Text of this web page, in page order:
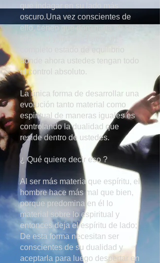
que indagar en su lado más
oscuro.Una vez conscientes de
ello, tienen que dominarla en su
donde ahora ustedes tengan todo
el control absoluto.
La única forma de desarrollar una
evolución tanto material como
espiritual de maneras iguales es
controlando la dualidad que
reside dentro de ustedes.
¿ Qué quiere decir eso ?
Al ser más materia que espíritu, el
hombre hace más mal que bien,
porque predomina en él lo
material sobre lo espiritual y
entonces deja el espíritu de lado;
De esta forma necesitan ser
conscientes de su dualidad y
aceptarla para luego despertar en